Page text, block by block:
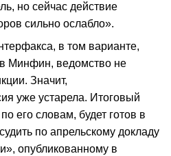
но сейчас действие
сильно ослабло».
в том варианте,
Минфин, ведомство не
Значит,
уже устарела. Итоговый
его словам, будет готов в
по апрельскому докладу
опубликованному в